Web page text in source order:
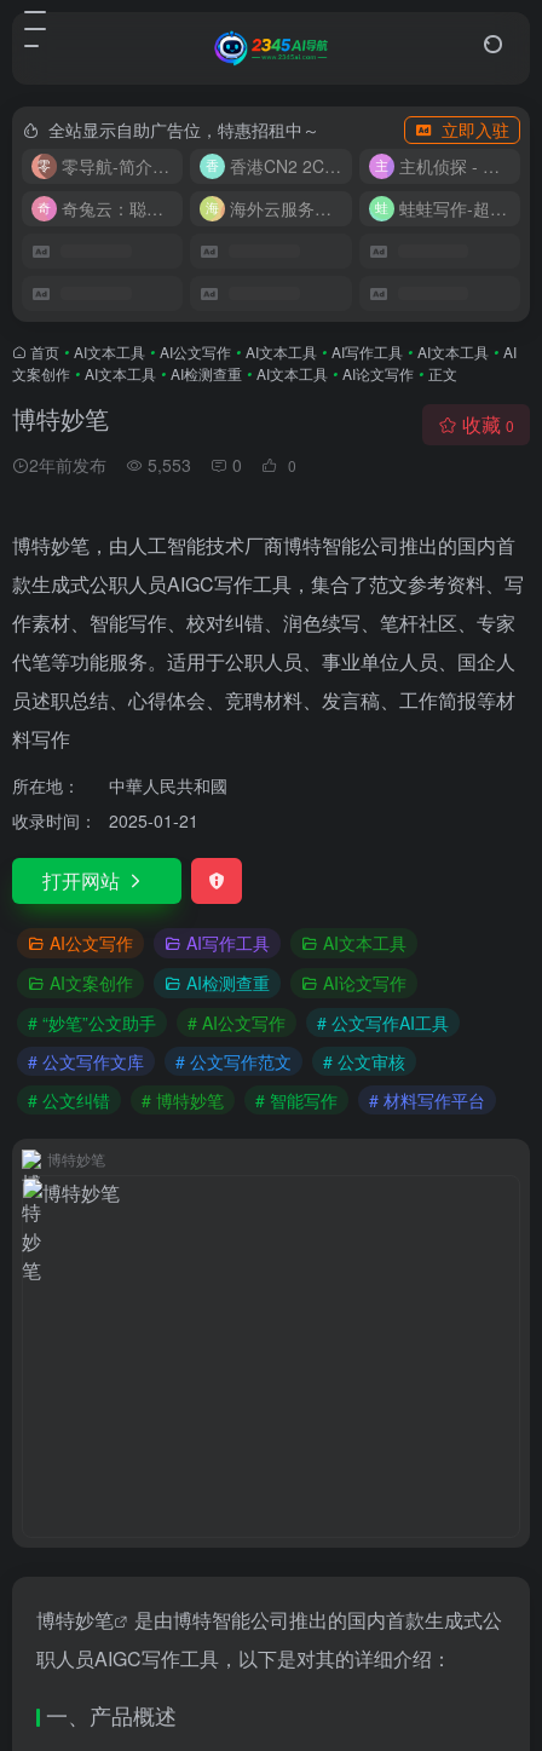
全站显示自助广告位，特惠招租中～
立即入驻
零导航-简介实用的网址导航
香港CN2 2C2G20M 9.9/月
主机侦探 - 少花钱，用好云
奇兔云：聪明人的“省”钱计划！
海外云服务器全网最低价 蛙蛙写作-超级AI智能写作助手
首页 • AI文本工具 • AI公文写作 • AI文本工具 • AI写作工具 • AI文本工具 • AI
文案创作 • AI文本工具 • AI检测查重 • AI文本工具 • AI论文写作 • 正文
博特妙笔
2年前发布 5,553 0 0
收藏 0
博特妙笔，由人工智能技术厂商博特智能公司推出的国内首
款生成式公职人员AIGC写作工具，集合了范文参考资料、写
作素材、智能写作、校对纠错、润色续写、笔杆社区、专家
代笔等功能服务。适用于公职人员、事业单位人员、国企人
员述职总结、心得体会、竞聘材料、发言稿、工作简报等材
料写作
所在地：
中華人民共和國
收录时间：
2025-01-21
打开网站
AI公文写作 AI写作工具
AI文本工具
AI文案创作
AI检测查重
AI论文写作
# “妙笔”公文助手
# AI公文写作
# 公文写作AI工具
# 公文写作文库
# 公文写作范文
# 公文审核
# 公文纠错
# 博特妙笔 # 智能写作 # 材料写作平台
博特妙笔
博特妙笔
是由博特智能公司推出的国内首款生成式公
职人员AIGC写作工具，以下是对其的详细介绍：
一、产品概述